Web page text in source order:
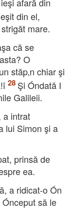
din el,
mare.
că se
O
stăp‚n chiar şi
Şi Óndată I
Galileii.
a intrat
lui Simon şi a
prinsă de
ea.
a ridicat-o Ón
să le